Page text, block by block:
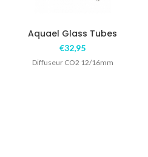
Aquael Glass Tubes
€32,95
Diffuseur CO2 12/16mm